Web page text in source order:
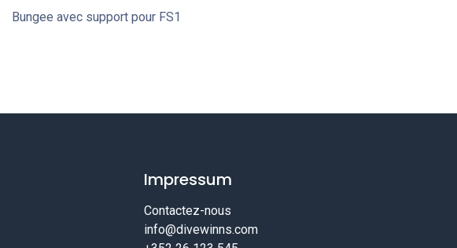
Bungee avec support pour FS1
Impressum
Contactez-nous
info@divewinns.com